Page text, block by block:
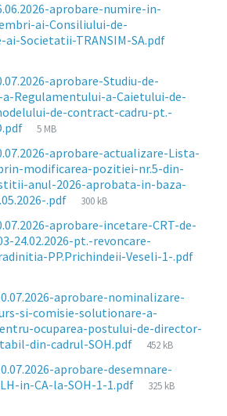
aprobare-numire-in-
ai-Consiliului-de-
Societatii-TRANSIM-SA.pdf
aprobare-Studiu-de-
Regulamentului-a-Caietului-de-
de-contract-cadru-pt.-
File
5 MB
aprobare-actualizare-Lista-
modificarea-pozitiei-nr.5-din-
anul-2026-aprobata-in-baza-
.pdf
File
300 kB
aprobare-incetare-CRT-de-
24.02.2026-pt.-revoncare-
PP.Prichindeii-Veseli-1-.pdf
aprobare-nominalizare-
si-comisie-solutionare-a-
ocuparea-postului-de-director-
din-cadrul-SOH.pdf
File
452 kB
aprobare-desemnare-
in-CA-la-SOH-1-1.pdf
File
325 kB